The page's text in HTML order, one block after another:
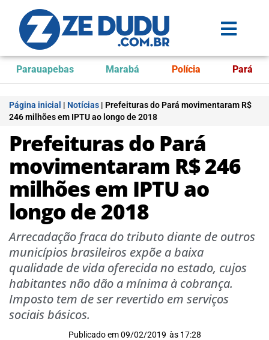
Parauapebas Marabá Polícia Pará
Página inicial | Notícias | Prefeituras do Pará movimentaram R$
246 milhões em IPTU ao longo de 2018
Prefeituras do Pará
movimentaram R$ 246
milhões em IPTU ao
longo de 2018
Arrecadação fraca do tributo diante de outros
municípios brasileiros expõe a baixa
qualidade de vida oferecida no estado, cujos
habitantes não dão a mínima à cobrança.
Imposto tem de ser revertido em serviços
sociais básicos.
Publicado em 09/02/2019 às 17:28